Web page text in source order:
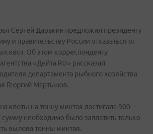
Сергей Дарькин предложил президенту
и правительству России отказаться от
квот. Об этом корреспонденту
«Дейта.RU» рассказал
департамента рыбного хозяйства
Георгий Мартынов.
квоты на тонну минтая достигала 900
необходимо было заплатить только
вылова тонны минтая.